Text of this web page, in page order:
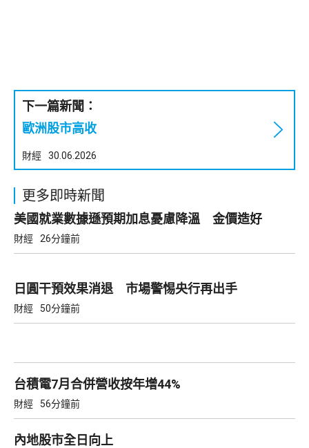
下一篇新聞：
歐洲股市高收
財經 30.06.2026
更多即時新聞
美國就業數據遜預期加息憂慮降溫 金價造好
財經 26分鐘前
日圓干預效果消退 市場警惕央行再出手
財經 50分鐘前
台積電7月合併營收按年增44%
財經 56分鐘前
內地股市全日向上